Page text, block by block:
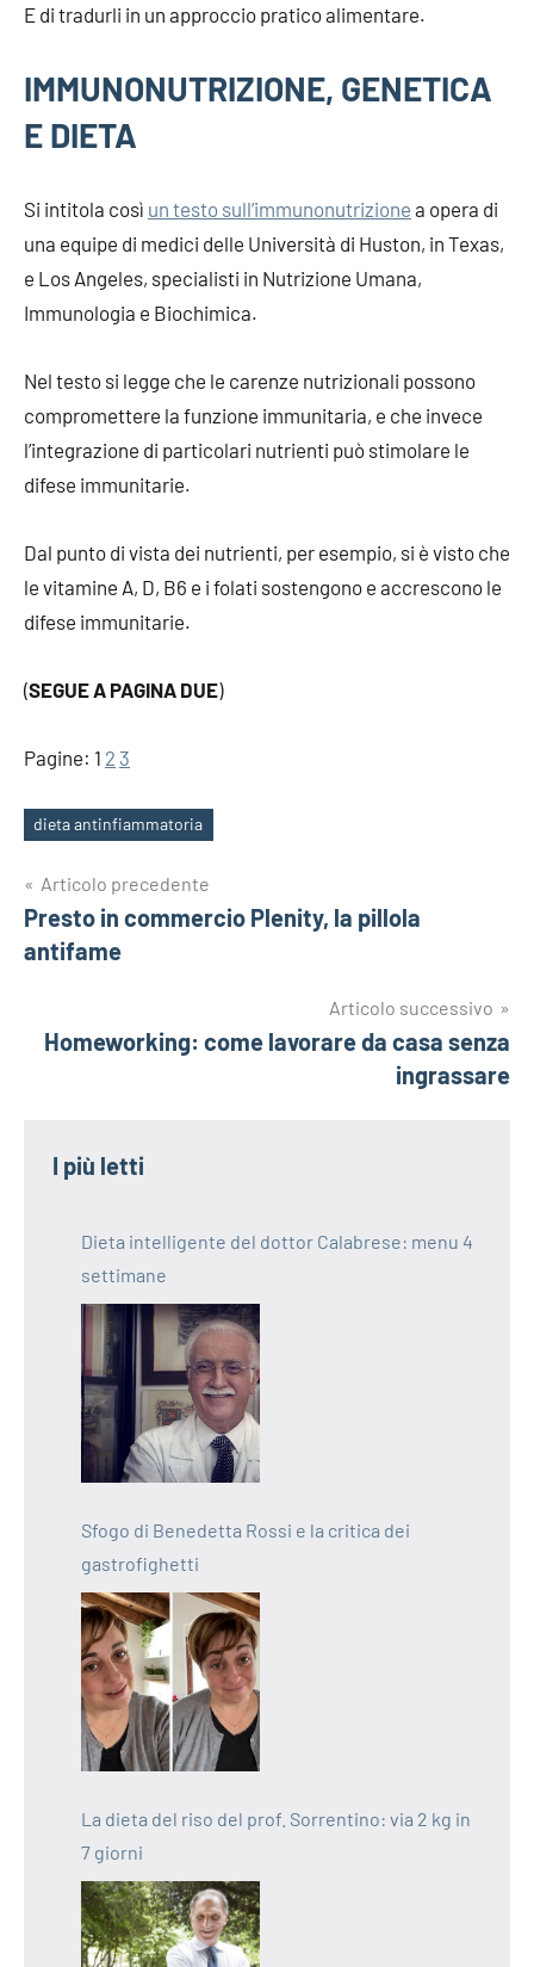
E di tradurli in un approccio pratico alimentare.
IMMUNONUTRIZIONE, GENETICA
E DIETA
Si intitola così un testo sull’immunonutrizione a opera di
una equipe di medici delle Università di Huston, in Texas,
e Los Angeles, specialisti in Nutrizione Umana,
Immunologia e Biochimica.
Nel testo si legge che le carenze nutrizionali possono
compromettere la funzione immunitaria, e che invece
l’integrazione di particolari nutrienti può stimolare le
difese immunitarie.
Dal punto di vista dei nutrienti, per esempio, si è visto che
le vitamine A, D, B6 e i folati sostengono e accrescono le
difese immunitarie.
(SEGUE A PAGINA DUE)
Pagine: 1 2 3
Tag
dieta antinfiammatoria
Navigazione
articoli
Articolo precedente
Presto in commercio Plenity, la pillola
antifame
Articolo successivo
Homeworking: come lavorare da casa senza
ingrassare
I più letti
Dieta intelligente del dottor Calabrese: menu 4
settimane
Sfogo di Benedetta Rossi e la critica dei
gastrofighetti
La dieta del riso del prof. Sorrentino: via 2 kg in
7 giorni